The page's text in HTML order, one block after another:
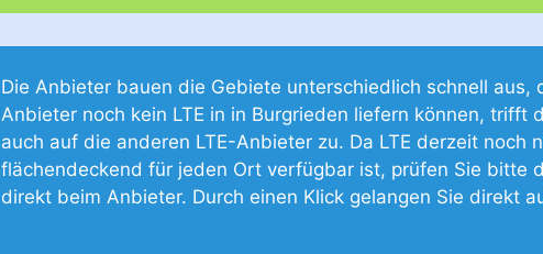
Die Anbieter bauen die Gebiete unterschiedlich schnell aus,
Anbieter noch kein LTE in in Burgrieden liefern können, trifft
auch auf die anderen LTE-Anbieter zu. Da LTE derzeit noch
flächendeckend für jeden Ort verfügbar ist, prüfen Sie bitte
direkt beim Anbieter. Durch einen Klick gelangen Sie direkt